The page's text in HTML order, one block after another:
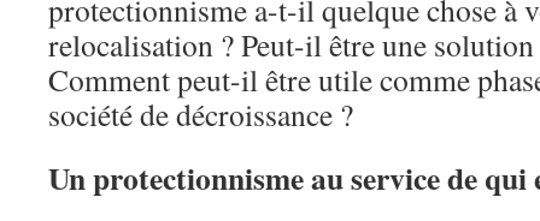
protectionnisme a-t-il quelque chose à
relocalisation ? Peut-il être une
Comment peut-il être utile comme
société de décroissance ?
Un protectionnisme au service de qui